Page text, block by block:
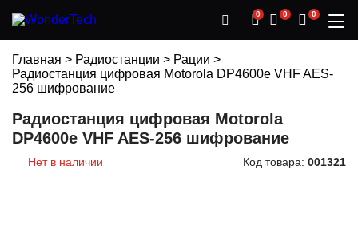
0 0 0
Главная > Радиостанции > Рации >
Радиостанция цифровая Motorola DP4600e VHF AES-
256 шифрование
Радиостанция цифровая Motorola
DP4600e VHF AES-256 шифрование
Нет в наличии Код товара: 001321